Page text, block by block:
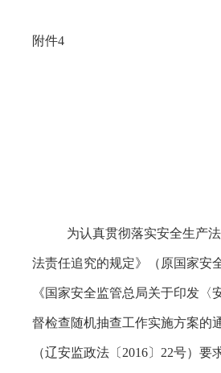
附件4
为认真贯彻落实安全生产
法责任追究的规定》（原国家安
《国家安全监管总局关于印发
督检查随机抽查工作实施方案的
（辽安监政法〔2016〕22号）